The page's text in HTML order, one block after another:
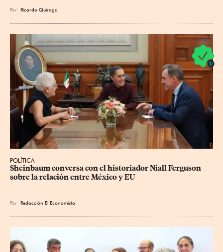
Por Ricardo Quiroga
POLÍTICA
Sheinbaum conversa con el historiador Niall Ferguson
sobre la relación entre México y EU
Por Redacción El Economista